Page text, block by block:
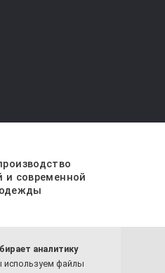
аналитику
используем файлы
и современной
59-70